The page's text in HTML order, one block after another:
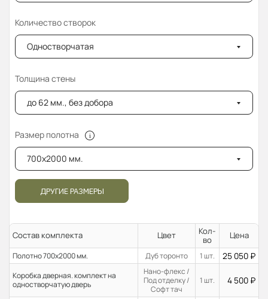
Количество створок
Одностворчатая
Толщина стены
до 62 мм., без добора
Размер полотна
700x2000 мм.
ДРУГИЕ РАЗМЕРЫ
Состав комплекта Цвет
Кол-
во
Цена
Полотно 700x2000 мм. Дуб торонто 1 шт. 25 050 ₽
Коробка дверная. комплект на
одностворчатую дверь
Нано-флекс /
Под отделку /
Софт тач
1 шт. 4 500 ₽